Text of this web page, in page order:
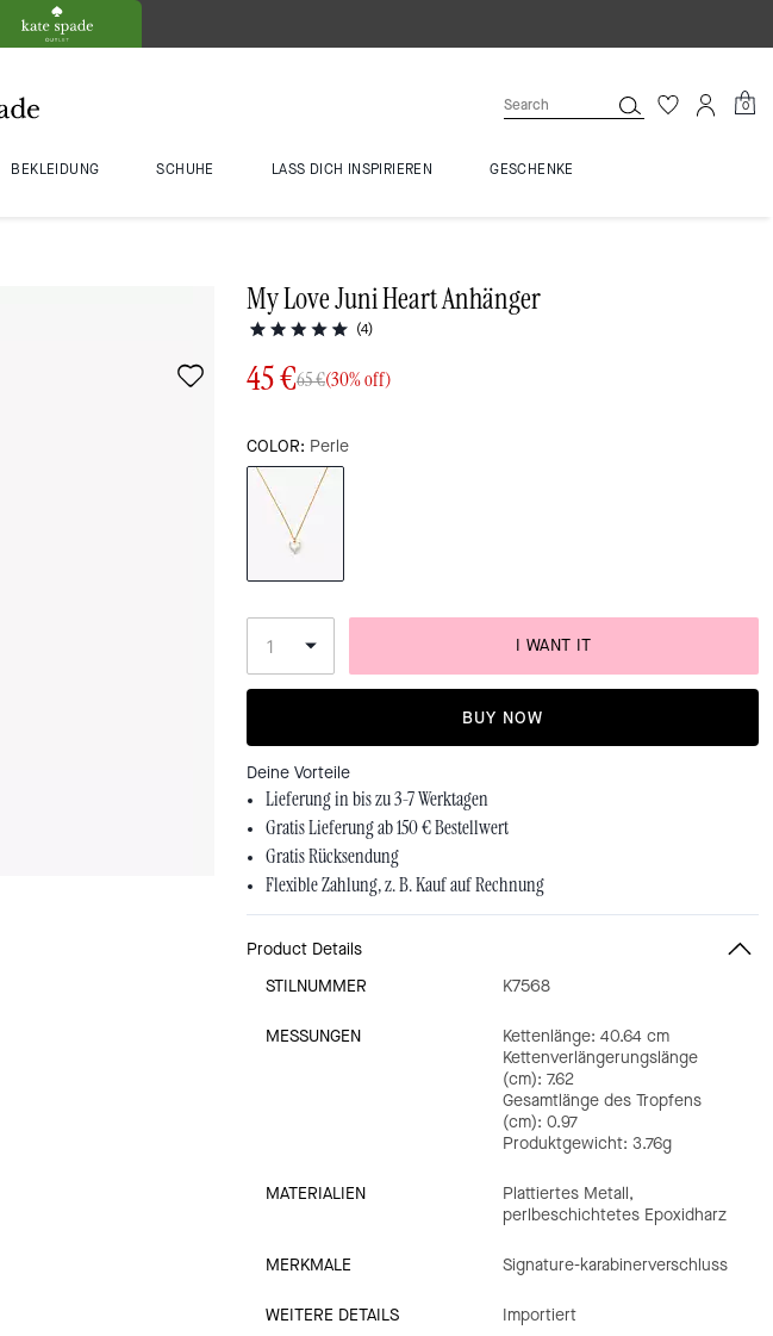
0
BEKLEIDUNG SCHUHE LASS DICH INSPIRIEREN GESCHENKE
My Love Juni Heart Anhänger
(4)
45 €65 €(30% off)
COLOR: Perle
I WANT IT
BUY NOW
Deine Vorteile
Lieferung in bis zu 3-7 Werktagen
Gratis Lieferung ab 150 € Bestellwert
Gratis Rücksendung
Flexible Zahlung, z. B. Kauf auf Rechnung
Product Details
STILNUMMER
K7568
MESSUNGEN
Kettenlänge: 40.64 cm
Kettenverlängerungslänge
(cm): 7.62
Gesamtlänge des Tropfens
(cm): 0.97
Produktgewicht: 3.76g
MATERIALIEN
Plattiertes Metall,
perlbeschichtetes Epoxidharz
MERKMALE Signature-karabinerverschluss
WEITERE DETAILS Importiert